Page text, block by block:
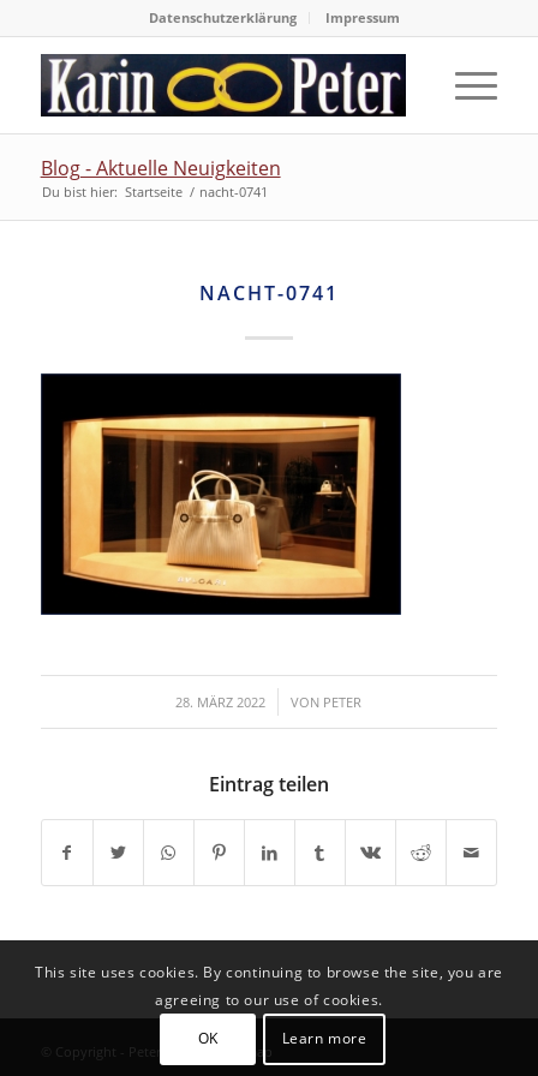
Datenschutzerklärung Impressum
Blog - Aktuelle Neuigkeiten
Du bist hier: Startseite / nacht-0741
NACHT-0741
28. MÄRZ 2022
/ VON PETER
Eintrag teilen
© Copyright - Peter Schätzl | Sitemap
This site uses cookies. By continuing to browse the site, you are
agreeing to our use of cookies.
OK
Learn more